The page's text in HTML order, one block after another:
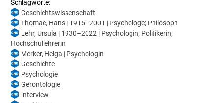
Schlagworte:
Geschichtswissenschaft
Thomae, Hans | 1915–2001 | Psychologe; Philosoph
Lehr, Ursula | 1930–2022 | Psychologin; Politikerin;
Hochschullehrerin
Merker, Helga | Psychologin
Geschichte
Psychologie
Gerontologie
Interview